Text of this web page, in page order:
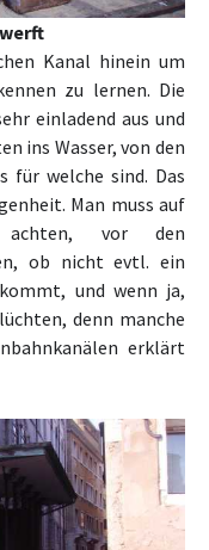
Kanal hinein um
zu lernen. Die
einladend aus und
ins Wasser, von den
für welche sind. Das
Man muss auf
achten, vor den
ob nicht evtl. ein
und wenn ja,
denn manche
erklärt